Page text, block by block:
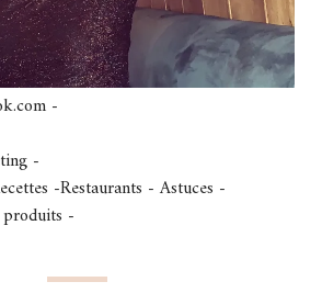
-
-
-Restaurants - Astuces -
-